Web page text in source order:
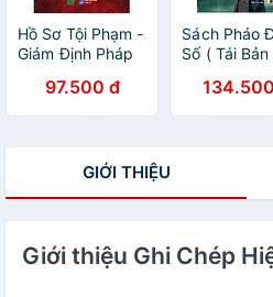
Hồ Sơ Tội Phạm -
Giám Định Pháp
97.500 đ
Sách Pháo
Số ( Tái Bản
GIỚI THIỆU
Giới thiệu Ghi Chép